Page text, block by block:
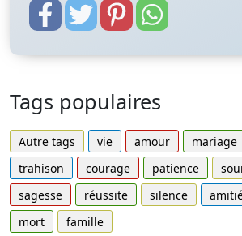
Tags populaires
Autre tags vie amour mariage
trahison
courage patience
sagesse
réussite silence
mort
famille